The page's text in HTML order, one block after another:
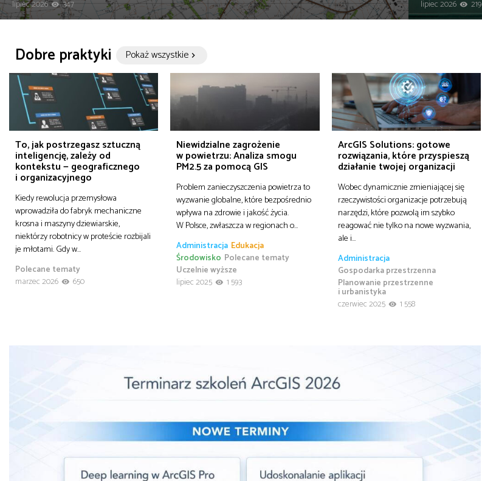
lipiec 2026
347
lipiec 2026
219
Dobre praktyki Pokaż wszystkie
To, jak postrzegasz sztuczną
inteligencję, zależy od
kontekstu — geograficznego
i organizacyjnego
Kiedy rewolucja przemysłowa
wprowadziła do fabryk mechaniczne
krosna i maszyny dziewiarskie,
niektórzy robotnicy w proteście rozbijali
je młotami. Gdy w…
Polecane tematy
marzec 2026
650
Niewidzialne zagrożenie
w powietrzu: Analiza smogu
PM2.5 za pomocą GIS
Problem zanieczyszczenia powietrza to
wyzwanie globalne, które bezpośrednio
wpływa na zdrowie i jakość życia.
W Polsce, zwłaszcza w regionach o…
Administracja Edukacja
Polecane tematy
Środowisko
Uczelnie wyższe
lipiec 2025
1 593
ArcGIS Solutions: gotowe
rozwiązania, które przyspieszą
działanie twojej organizacji
Wobec dynamicznie zmieniającej się
rzeczywistości organizacje potrzebują
narzędzi, które pozwolą im szybko
reagować nie tylko na nowe wyzwania,
ale i…
Administracja
Gospodarka przestrzenna
Planowanie przestrzenne
i urbanistyka
czerwiec 2025
1 558